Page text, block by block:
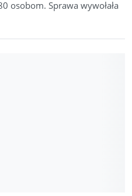
osobom. Sprawa wywołała